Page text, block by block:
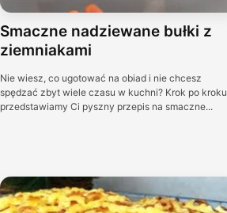
Smaczne nadziewane bułki z
ziemniakami
Nie wiesz, co ugotować na obiad i nie chcesz
spędzać zbyt wiele czasu w kuchni? Krok po kroku
przedstawiamy Ci pyszny przepis na smaczne...